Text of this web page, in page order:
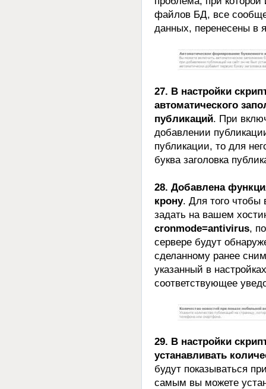
файлов БД, все
данных, перенесены в
27. В настройки
автоматического
публикаций. При
добавлении
публикации, то для
буква заголовка
28. Добавлена
крону. Для того чтобы
задать на вашем
cronmode=antivirus,
сервере будут
сделанному ранее
указанный в
соответствующее
29. В настройки
устанавливать
будут показываться
самым вы можете